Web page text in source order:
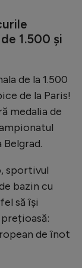
1.500 şi
de la 1.500
de la Paris!
medalia de
sportivul
bazin cu
să își
de înot